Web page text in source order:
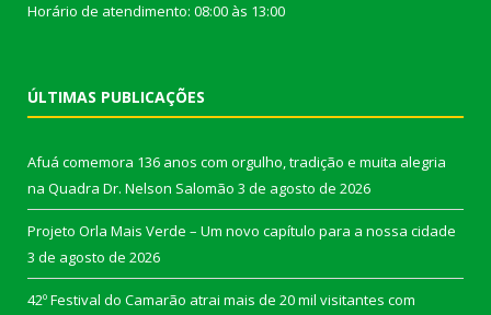
Horário de atendimento: 08:00 às 13:00
ÚLTIMAS PUBLICAÇÕES
Afuá comemora 136 anos com orgulho, tradição e muita alegria
na Quadra Dr. Nelson Salomão 3 de agosto de 2026
Projeto Orla Mais Verde – Um novo capítulo para a nossa cidade
3 de agosto de 2026
42º Festival do Camarão atrai mais de 20 mil visitantes com